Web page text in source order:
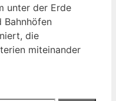
unter der Erde
Bahnhöfen
die
miteinander